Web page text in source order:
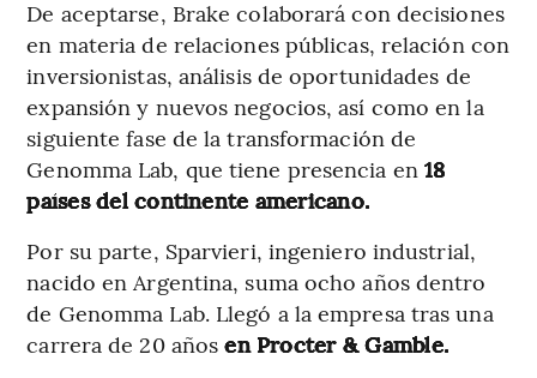
De aceptarse, Brake colaborará con decisiones
en materia de relaciones públicas, relación con
inversionistas, análisis de oportunidades de
expansión y nuevos negocios, así como en la
siguiente fase de la transformación de
Genomma Lab, que tiene presencia en 18
países del continente americano.
Por su parte, Sparvieri, ingeniero industrial,
nacido en Argentina, suma ocho años dentro
de Genomma Lab. Llegó a la empresa tras una
carrera de 20 añosen Procter & Gamble.